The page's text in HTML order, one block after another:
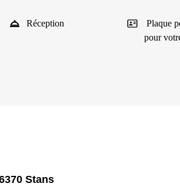
Réception
Plaque
pour
Stans